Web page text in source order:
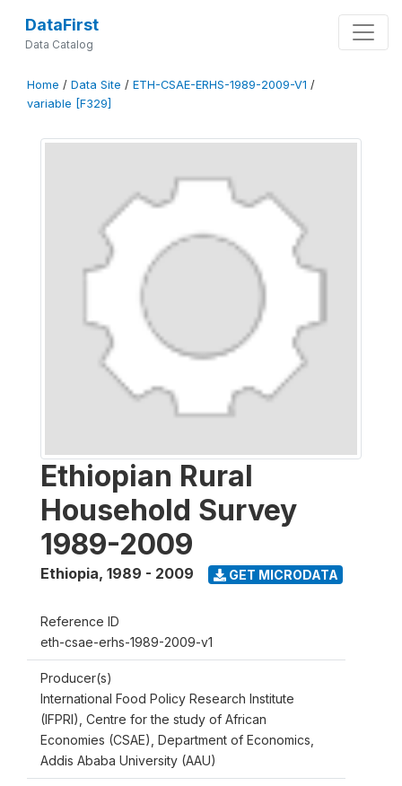
DataFirst
Data Catalog
Home / Data Site / ETH-CSAE-ERHS-1989-2009-V1 /
variable [F329]
Ethiopian Rural
Household Survey
1989-2009
Ethiopia, 1989 - 2009 GET MICRODATA
Reference ID
eth-csae-erhs-1989-2009-v1
Producer(s)
International Food Policy Research Institute
(IFPRI), Centre for the study of African
Economies (CSAE), Department of Economics,
Addis Ababa University (AAU)